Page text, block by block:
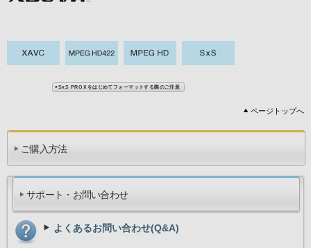
ページトップへ
ご購入方法
サポート・お問い合わせ
よくあるお問い合わせ(Q&A)